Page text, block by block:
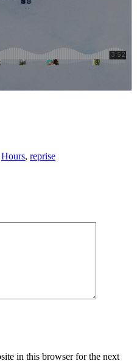
Hours, reprise
in this browser for the next